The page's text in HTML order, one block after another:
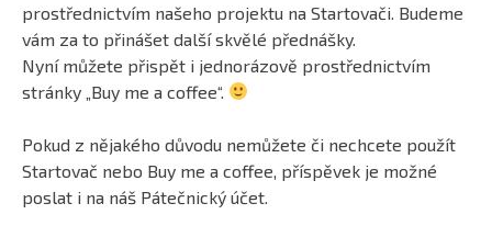
prostřednictvím našeho projektu na Startovači. Budeme
vám za to přinášet další skvělé přednášky.
Nyní můžete přispět i jednorázově prostřednictvím
stránky „Buy me a coffee“.
Pokud z nějakého důvodu nemůžete či nechcete použít
Startovač nebo Buy me a coffee, příspěvek je možné
poslat i na náš Pátečnický účet.